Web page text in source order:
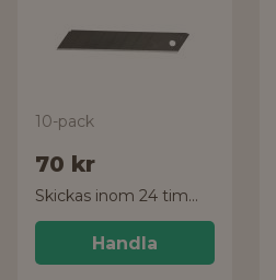
10-pack
70 kr
Skickas inom 24 timmar!
Handla